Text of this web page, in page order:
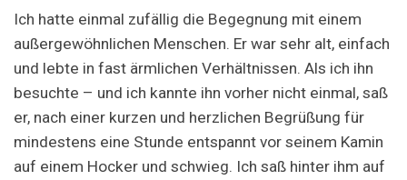
Ich hatte einmal zufällig die Begegnung mit einem
außergewöhnlichen Menschen. Er war sehr alt, einfach
und lebte in fast ärmlichen Verhältnissen. Als ich ihn
besuchte – und ich kannte ihn vorher nicht einmal, saß
er, nach einer kurzen und herzlichen Begrüßung für
mindestens eine Stunde entspannt vor seinem Kamin
auf einem Hocker und schwieg. Ich saß hinter ihm auf